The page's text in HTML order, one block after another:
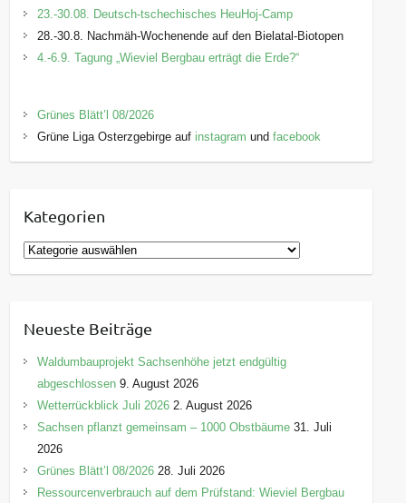
23.-30.08. Deutsch-tschechisches HeuHoj-Camp
28.-30.8. Nachmäh-Wochenende auf den Bielatal-Biotopen
4.-6.9. Tagung „Wieviel Bergbau erträgt die Erde?“
Grünes Blätt’l 08/2026
Grüne Liga Osterzgebirge auf instagram undfacebook
Kategorien
K
a
g
o
i
e
Neueste Beiträge
Waldumbauprojekt Sachsenhöhe jetzt endgültig
abgeschlossen 9. August 2026
Wetterrückblick Juli 2026 2. August 2026
Sachsen pflanzt gemeinsam – 1000 Obstbäume 31. Juli
2026
Grünes Blätt’l 08/2026 28. Juli 2026
Ressourcenverbrauch auf dem Prüfstand: Wieviel Bergbau